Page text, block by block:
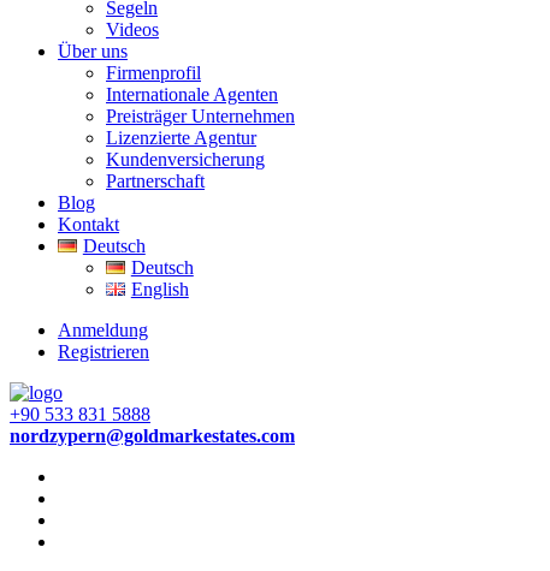
Segeln
Videos
Über uns
Firmenprofil
Internationale Agenten
Preisträger Unternehmen
Lizenzierte Agentur
Kundenversicherung
Partnerschaft
Blog
Kontakt
Deutsch
Deutsch
English
Anmeldung
Registrieren
+90 533 831 5888
nordzypern@goldmarkestates.com